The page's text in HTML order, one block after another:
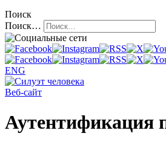
Поиск
Поиск…
ENG
Веб-сайт
Аутентификация